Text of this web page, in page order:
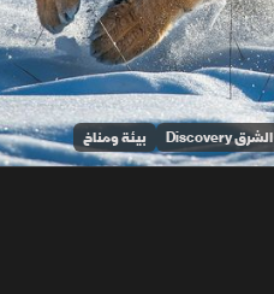
الشرق Discovery بيئة ومناخ